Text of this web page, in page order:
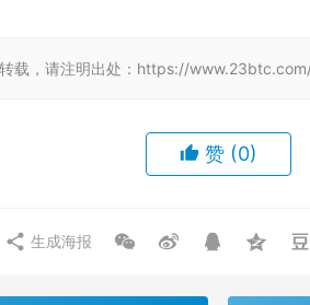
载，请注明出处：https://
赞 (0)
生成海报